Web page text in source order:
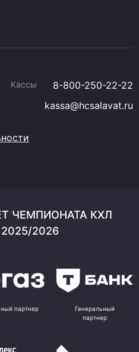
Кассы
8-800-250-22-22
kassa@hcsalavat.ru
ЧЕМПИОНАТА КХЛ
2026
партнер
Генеральный
партнер